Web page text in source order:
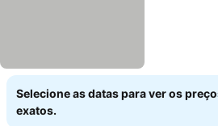
Selecione as datas para ver os
exatos.